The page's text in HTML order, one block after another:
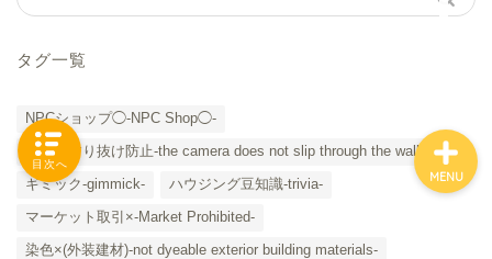
タグ一覧
NPCショップ◯-NPC Shop◯-
カメラすり抜け防止-the camera does not slip through the wall-
ギミック-gimmick-
ハウジング豆知識-trivia-
マーケット取引×-Market Prohibited-
染色×(外装建材)-not dyeable exterior building materials-
MENU
目次へ